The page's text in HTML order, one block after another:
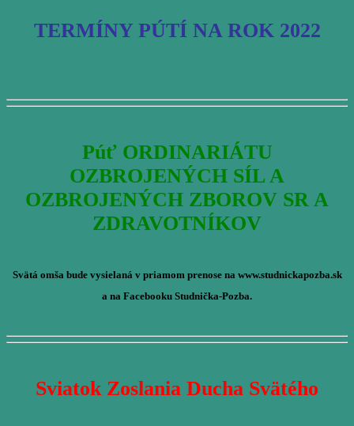
TERMÍNY PÚTÍ NA ROK 2022
Púť ORDINARIÁTU
OZBROJENÝCH SÍL A
OZBROJENÝCH ZBOROV SR A
ZDRAVOTNÍKOV
Svätá omša bude vysielaná v priamom prenose na www.studnickapozba.sk
a na Facebooku Studnička-Pozba.
Sviatok Zoslania Ducha Svätého